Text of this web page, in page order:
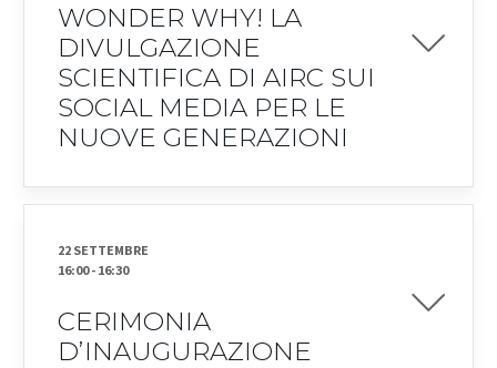
WONDER WHY! LA
DIVULGAZIONE
SCIENTIFICA DI AIRC SUI
SOCIAL MEDIA PER LE
NUOVE GENERAZIONI
22 SETTEMBRE
16:00- 16:30
CERIMONIA
D’INAUGURAZIONE